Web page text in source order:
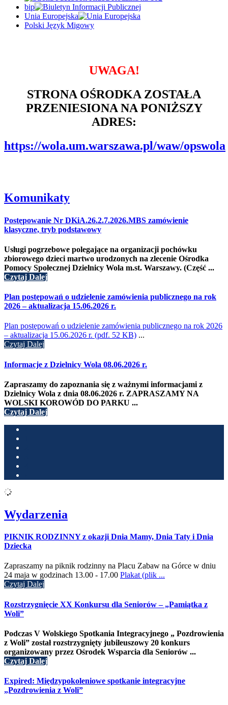
bip
Unia Europejska
Polski Język Migowy
UWAGA!
STRONA OŚRODKA ZOSTAŁA
PRZENIESIONA NA PONIŻSZY
ADRES:
https://wola.um.warszawa.pl/waw/opswola
Komunikaty
Postępowanie Nr DKiA.26.2.7.2026.MBS zamówienie
klasyczne, tryb podstawowy
Usługi pogrzebowe polegające na organizacji pochówku
zbiorowego dzieci martwo urodzonych na zlecenie Ośrodka
Pomocy Społecznej Dzielnicy Wola m.st. Warszawy. (Część ...
Czytaj Dalej
Plan postępowań o udzielenie zamówienia publicznego na rok
2026 – aktualizacja 15.06.2026 r.
Plan postępowań o udzielenie zamówienia publicznego na rok 2026
– aktualizacja 15.06.2026 r. (pdf. 52 KB) ...
Czytaj Dalej
Informacje z Dzielnicy Wola 08.06.2026 r.
Zapraszamy do zapoznania się z ważnymi informacjami z
Dzielnicy Wola z dnia 08.06.2026 r. ZAPRASZAMY NA
WOLSKI KOROWÓD DO PARKU ...
Czytaj Dalej
Wydarzenia
PIKNIK RODZINNY z okazji Dnia Mamy, Dnia Taty i Dnia
Dziecka
Zapraszamy na piknik rodzinny na Placu Zabaw na Górce w dniu
24 maja w godzinach 13.00 - 17.00 Plakat (plik ...
Czytaj Dalej
Rozstrzygnięcie XX Konkursu dla Seniorów – „Pamiątka z
Woli”
Podczas V Wolskiego Spotkania Integracyjnego „ Pozdrowienia
z Woli” został rozstrzygnięty jubileuszowy 20 konkurs
organizowany przez Ośrodek Wsparcia dla Seniorów ...
Czytaj Dalej
Expired: Międzypokoleniowe spotkanie integracyjne
„Pozdrowienia z Woli”